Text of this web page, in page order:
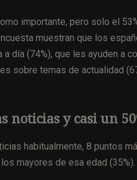
importante, pero solo el
muestran que los
día (74%), que les ayuden a
sobre temas de actualidad
noticias y casi un
habitualmente, 8 puntos
mayores de esa edad (35%).